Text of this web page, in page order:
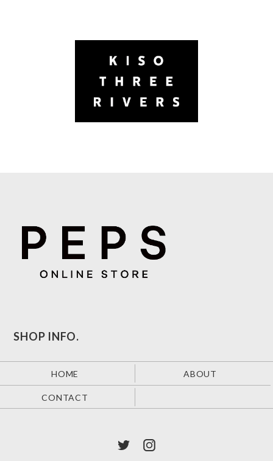
SHOP INFO.
HOME ABOUT
CONTACT